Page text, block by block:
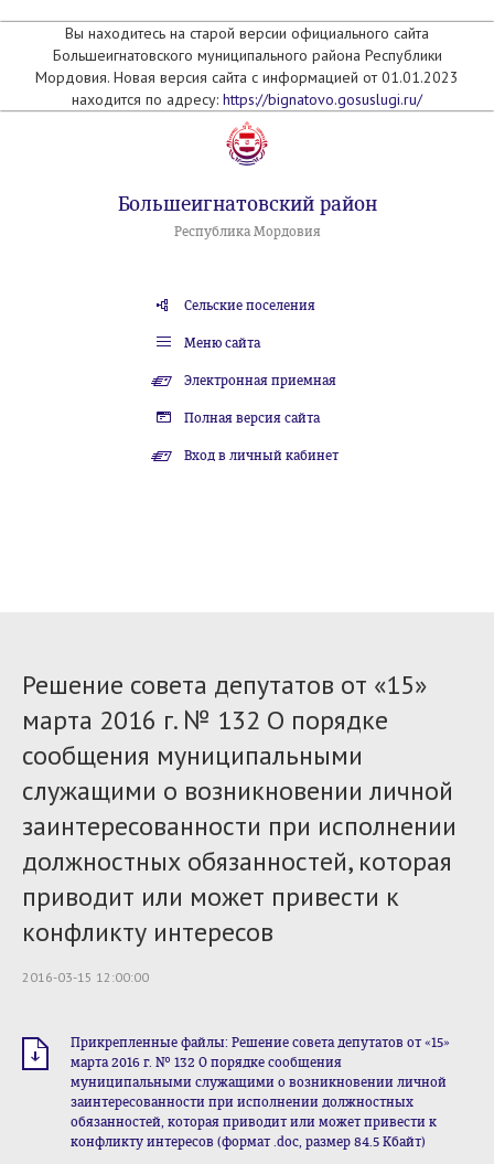
Вы находитесь на старой версии официального сайта
Большеигнатовского муниципального района Республики
Мордовия. Новая версия сайта с информацией от 01.01.2023
находится по адресу: https://bignatovo.gosuslugi.ru/
Большеигнатовский район
Республика Мордовия
Сельские поселения
Меню сайта
Электронная приемная
Полная версия сайта
Вход в личный кабинет
Решение совета депутатов от «15»
марта 2016 г. № 132 О порядке
сообщения муниципальными
служащими о возникновении личной
заинтересованности при исполнении
должностных обязанностей, которая
приводит или может привести к
конфликту интересов
2016-03-15 12:00:00
Прикрепленные файлы: Решение совета депутатов от «15»
марта 2016 г. № 132 О порядке сообщения
муниципальными служащими о возникновении личной
заинтересованности при исполнении должностных
обязанностей, которая приводит или может привести к
конфликту интересов (формат .doc, размер 84.5 Кбайт)